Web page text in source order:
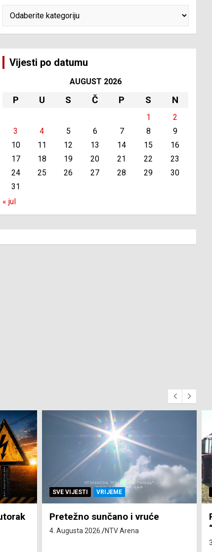
Vijesti po datumu
AUGUST 2026
P U S Č P S N
1
2
3
4 5 6 7 8
9
10
11 12 13 14 15
16
17
18 19 20 21 22
23
24
25 26 27 28 29
30
31
« jul
SVE VIJESTI ZEMLJA
Pravo na subvenciju za traktor
“Belarus” ostvarila 84 korisnika